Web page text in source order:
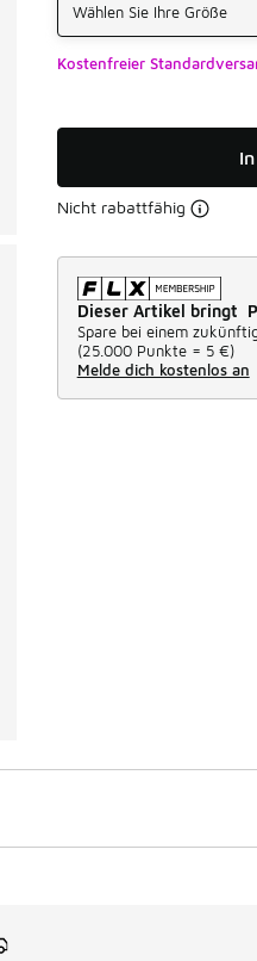
Wählen Sie Ihre Größe
Kostenfreier
Nicht rabattfähig
Dieser Artikel bringt
Spare bei einem
(25.000 Punkte = 5 €)
Melde dich kostenlos an